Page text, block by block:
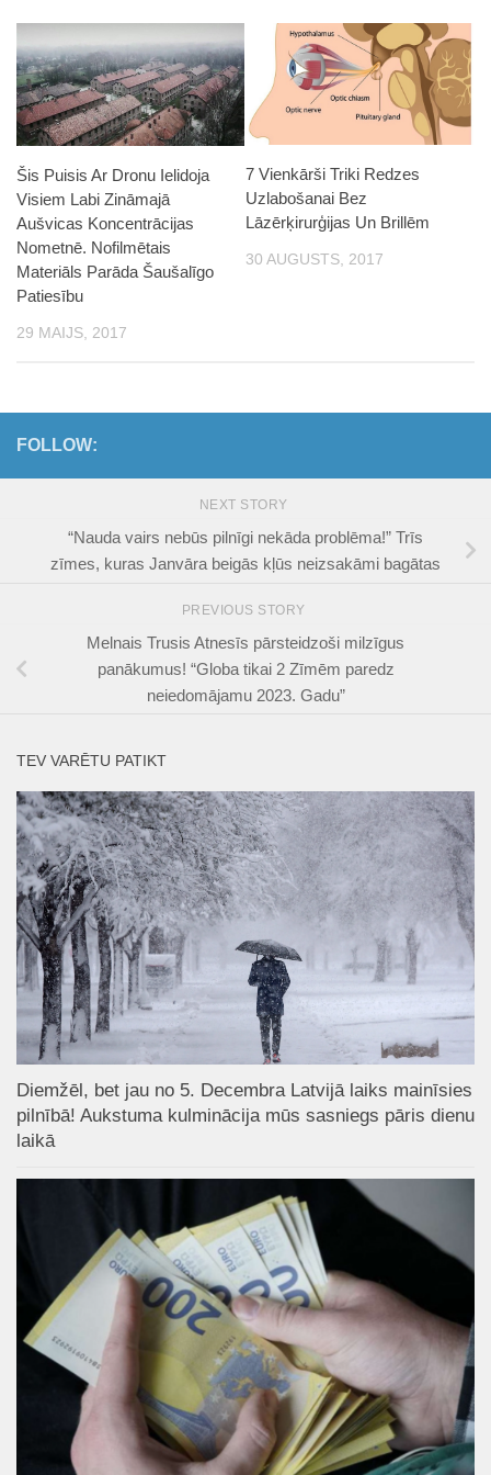
Šis Puisis Ar Dronu Ielidoja
Visiem Labi Zināmajā
Aušvicas Koncentrācijas
Nometnē. Nofilmētais
Materiāls Parāda Šaušalīgo
Patiesību
29 MAIJS, 2017
7 Vienkārši Triki Redzes
Uzlabošanai Bez
Lāzērķirurģijas Un Brillēm
30 AUGUSTS, 2017
FOLLOW:
NEXT STORY
“Nauda vairs nebūs pilnīgi nekāda problēma!” Trīs
zīmes, kuras Janvāra beigās kļūs neizsakāmi bagātas
PREVIOUS STORY
Melnais Trusis Atnesīs pārsteidzoši milzīgus
panākumus! “Globa tikai 2 Zīmēm paredz
neiedomājamu 2023. Gadu”
TEV VARĒTU PATIKT
Diemžēl, bet jau no 5. Decembra Latvijā laiks mainīsies
pilnībā! Aukstuma kulminācija mūs sasniegs pāris dienu
laikā